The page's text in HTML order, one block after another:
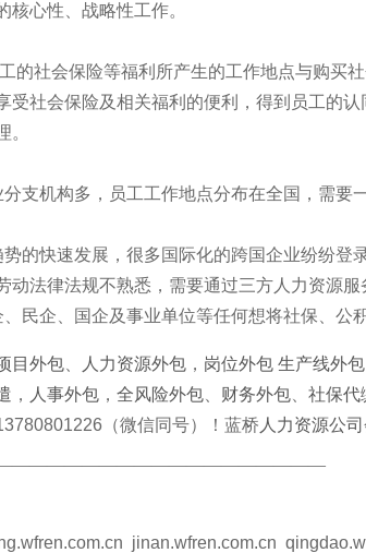
心性、战略性工作。
社会保险等福利所产生的工作地点与购买
受社会保险及相关福利的便利，得到员工的
。
支机构多，员工工作地点分布在全国，需要
的快速发展，很多国际化的跨国企业纷纷登
动法律法规不熟悉，需要通过三方人力资源服
民企、国企及事业单位等任何想将社保、公
目外包 人力资源外包 ， 岗位外包 生产线外包
， 人事外包 ， 全风险外包 财务外包 社保代
（微信同号）！蓝桥 人力资源公司
jinan.wfren.com.cn